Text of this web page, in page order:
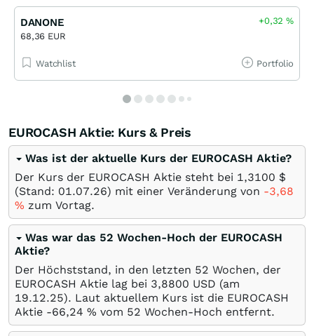
DANONE
68,36 EUR
+0,32%
Watchlist Portfolio
EUROCASH Aktie: Kurs & Preis
Was ist der aktuelle Kurs der EUROCASH Aktie?
Der Kurs der EUROCASH Aktie steht bei 1,3100 $
(Stand: 01.07.26) mit einer Veränderung von -3,68
% zum Vortag.
Was war das 52 Wochen-Hoch der EUROCASH
Aktie?
Der Höchststand, in den letzten 52 Wochen, der
EUROCASH Aktie lag bei 3,8800 USD (am
19.12.25). Laut aktuellem Kurs ist die EUROCASH
Aktie -66,24 % vom 52 Wochen-Hoch entfernt.